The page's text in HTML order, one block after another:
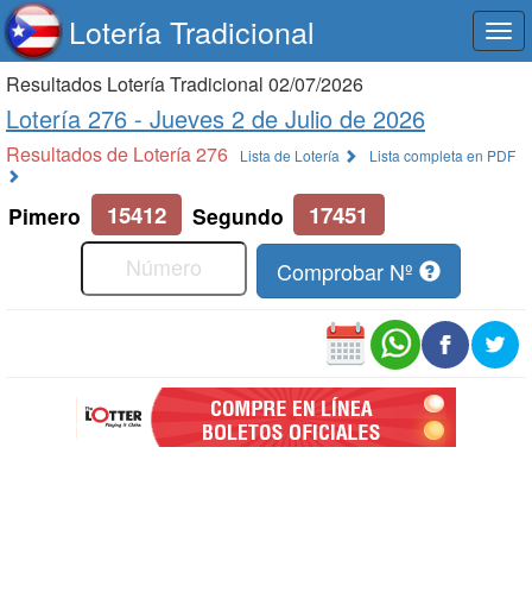
Lotería Tradicional
Resultados Lotería Tradicional 02/07/2026
Lotería 276 - Jueves 2 de Julio de 2026
Resultados de Lotería 276 Lista de Lotería Lista completa en PDF
Pimero 15412 Segundo 17451
Comprobar Nº